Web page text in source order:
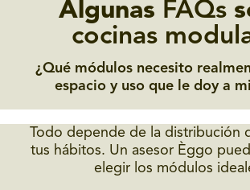
Algunas FAQs
cocinas
¿Qué módulos necesito
espacio y uso que le doy a
Todo depende de la distribución
tus hábitos. Un asesor Èggo
elegir los módulos